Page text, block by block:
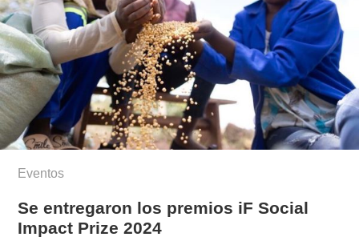
Eventos
Se entregaron los premios iF Social
Impact Prize 2024